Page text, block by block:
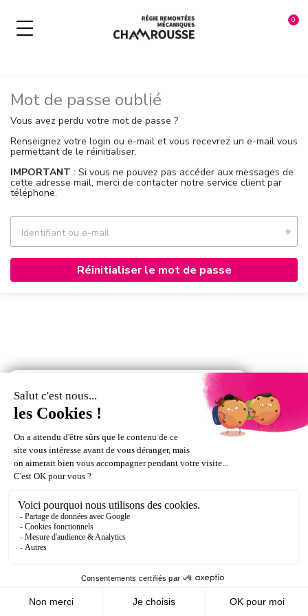
Mot de passe oublié
Vous avez perdu votre mot de passe ?
Renseignez votre login ou e-mail et vous recevrez un e-mail vous
permettant de le réinitialiser.
IMPORTANT : Si vous ne pouvez pas accéder aux messages de
cette adresse mail, merci de contacter notre service client par
téléphone.
Identifiant ou e-mail
Moyens de paiement :
ADRENALINE PARK
DEVAL' PARK
PANORAMIC PARK
À LA JOURNÉE
COURT SÉJOUR
SÉJOUR 5 JOURS ET +
TÉLÉPISTES
ADRENALINE PARK
LUGE PARK
LUGE COASTER
PANORAMIC PARK